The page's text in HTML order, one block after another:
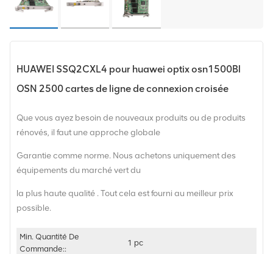
HUAWEI SSQ2CXL4 pour huawei optix osn1500Bl
OSN 2500 cartes de ligne de connexion croisée
Que vous ayez besoin de nouveaux produits ou de produits
rénovés, il faut une approche globale
Garantie comme norme. Nous achetons uniquement des
équipements du marché vert du
la plus haute qualité . Tout cela est fourni au meilleur prix
possible.
Min. Quantité De
Commande::
1 pc